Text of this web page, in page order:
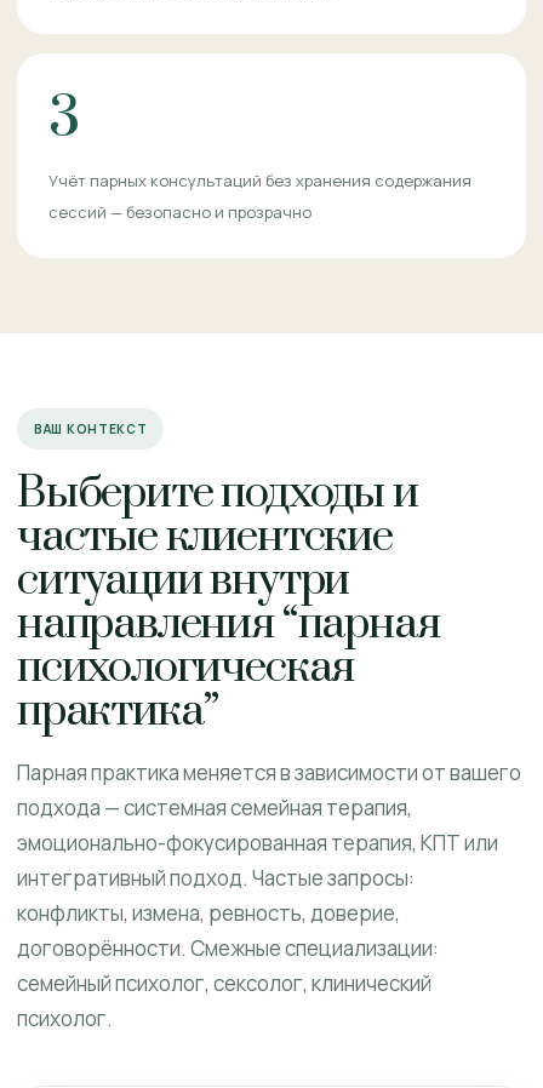
3
Учёт парных консультаций без хранения содержания
сессий — безопасно и прозрачно
ВАШ КОНТЕКСТ
Выберите подходы и
частые клиентские
ситуации внутри
направления “парная
психологическая
практика”
Парная практика меняется в зависимости от вашего
подхода — системная семейная терапия,
эмоционально-фокусированная терапия, КПТ или
интегративный подход. Частые запросы:
конфликты, измена, ревность, доверие,
договорённости. Смежные специализации:
семейный психолог, сексолог, клинический
психолог.